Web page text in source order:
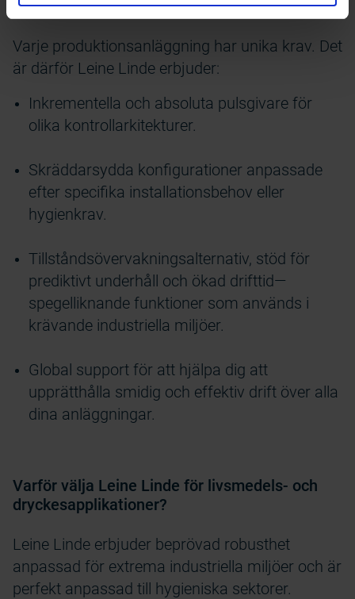
Din partner för säker och effektiv produktion
Varje produktionsanläggning har unika krav. Det
är därför Leine Linde erbjuder:
Inkrementella och absoluta pulsgivare för
olika kontrollarkitekturer.
Skräddarsydda konfigurationer anpassade
efter specifika installationsbehov eller
hygienkrav.
Tillståndsövervakningsalternativ, stöd för
prediktivt underhåll och ökad drifttid—
spegelliknande funktioner som används i
krävande industriella miljöer.
Global support för att hjälpa dig att
upprätthålla smidig och effektiv drift över alla
dina anläggningar.
Varför välja Leine Linde för livsmedels- och
dryckesapplikationer?
Leine Linde erbjuder beprövad robusthet
anpassad för extrema industriella miljöer och är
perfekt anpassad till hygieniska sektorer.